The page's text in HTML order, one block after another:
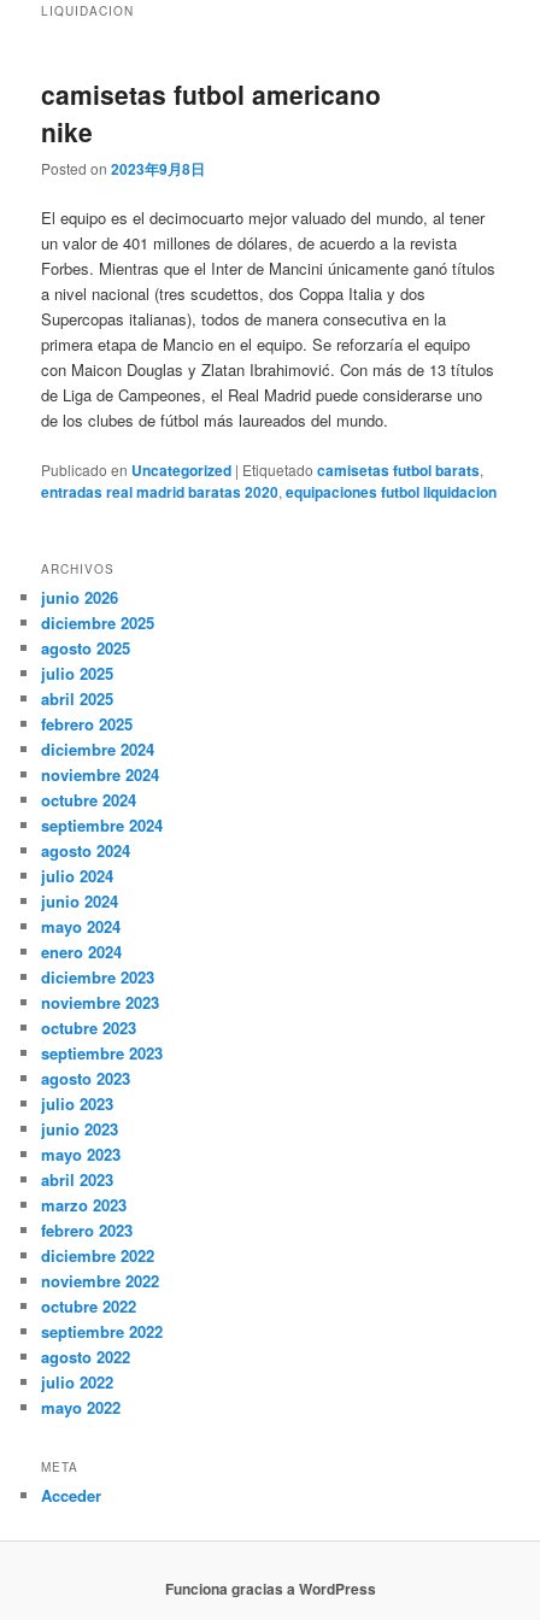
LIQUIDACION
camisetas futbol americano
nike
Posted on2023年9月8日
El equipo es el decimocuarto mejor valuado del mundo, al tener
un valor de 401 millones de dólares, de acuerdo a la revista
Forbes. Mientras que el Inter de Mancini únicamente ganó títulos
a nivel nacional (tres scudettos, dos Coppa Italia y dos
Supercopas italianas), todos de manera consecutiva en la
primera etapa de Mancio en el equipo. Se reforzaría el equipo
con Maicon Douglas y Zlatan Ibrahimović. Con más de 13 títulos
de Liga de Campeones, el Real Madrid puede considerarse uno
de los clubes de fútbol más laureados del mundo.
Publicado en Uncategorized | Etiquetado camisetas futbol barats,
entradas real madrid baratas 2020,equipaciones futbol liquidacion
ARCHIVOS
junio 2026
diciembre 2025
agosto 2025
julio 2025
abril 2025
febrero 2025
diciembre 2024
noviembre 2024
octubre 2024
septiembre 2024
agosto 2024
julio 2024
junio 2024
mayo 2024
enero 2024
diciembre 2023
noviembre 2023
octubre 2023
septiembre 2023
agosto 2023
julio 2023
junio 2023
mayo 2023
abril 2023
marzo 2023
febrero 2023
diciembre 2022
noviembre 2022
octubre 2022
septiembre 2022
agosto 2022
julio 2022
mayo 2022
META
Acceder
Funciona gracias a WordPress